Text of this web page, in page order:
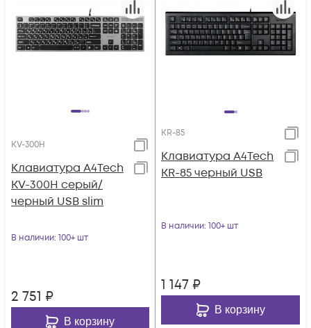
KV-300H
Клавиатура A4Tech
KV-300H серый/
черный USB slim
В наличии: 100+ шт
2 751 ₽
В корзину
KR-85
Клавиатура A4Tech
KR-85 черный USB
В наличии: 100+ шт
1 147 ₽
В корзину